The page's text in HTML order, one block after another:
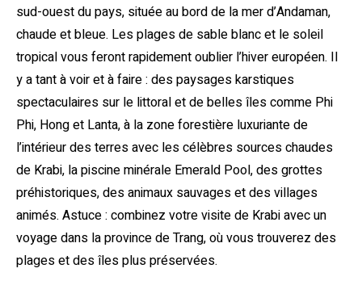
sud-ouest du pays, située au bord de la mer d’Andaman,
chaude et bleue. Les plages de sable blanc et le soleil
tropical vous feront rapidement oublier l’hiver européen. Il
y a tant à voir et à faire : des paysages karstiques
spectaculaires sur le littoral et de belles îles comme Phi
Phi, Hong et Lanta, à la zone forestière luxuriante de
l’intérieur des terres avec les célèbres sources chaudes
de Krabi, la piscine minérale Emerald Pool, des grottes
préhistoriques, des animaux sauvages et des villages
animés. Astuce : combinez votre visite de Krabi avec un
voyage dans la province de Trang, où vous trouverez des
plages et des îles plus préservées.